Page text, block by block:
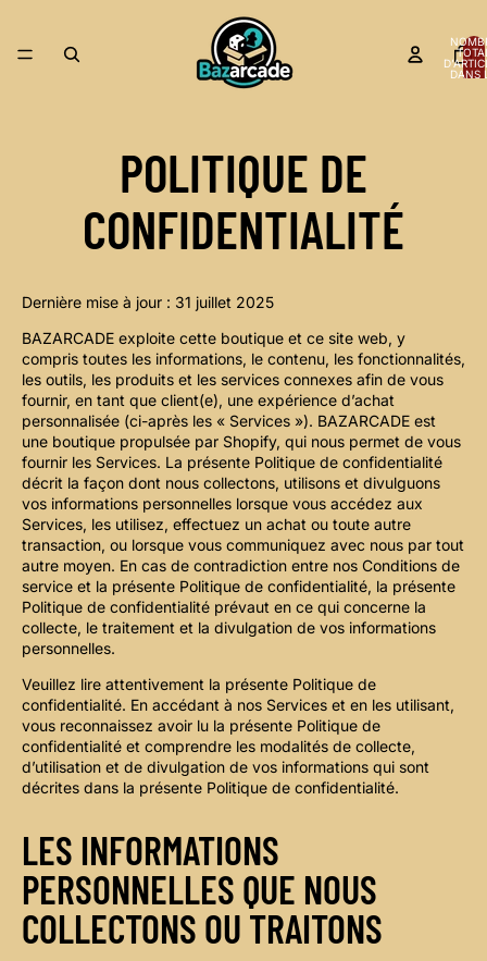
DANS
POLITIQUE DE
CONFIDENTIALITÉ
Dernière mise à jour : 31 juillet 2025
BAZARCADE exploite cette boutique et ce site web, y
compris toutes les informations, le contenu, les fonctionnalités,
les outils, les produits et les services connexes afin de vous
fournir, en tant que client(e), une expérience d’achat
personnalisée (ci-après les « Services »). BAZARCADE est
une boutique propulsée par Shopify, qui nous permet de vous
fournir les Services. La présente Politique de confidentialité
décrit la façon dont nous collectons, utilisons et divulguons
vos informations personnelles lorsque vous accédez aux
Services, les utilisez, effectuez un achat ou toute autre
transaction, ou lorsque vous communiquez avec nous par tout
autre moyen. En cas de contradiction entre nos Conditions de
service et la présente Politique de confidentialité, la présente
Politique de confidentialité prévaut en ce qui concerne la
collecte, le traitement et la divulgation de vos informations
personnelles.
Veuillez lire attentivement la présente Politique de
confidentialité. En accédant à nos Services et en les utilisant,
vous reconnaissez avoir lu la présente Politique de
confidentialité et comprendre les modalités de collecte,
d’utilisation et de divulgation de vos informations qui sont
décrites dans la présente Politique de confidentialité.
LES INFORMATIONS
PERSONNELLES QUE NOUS
COLLECTONS OU TRAITONS